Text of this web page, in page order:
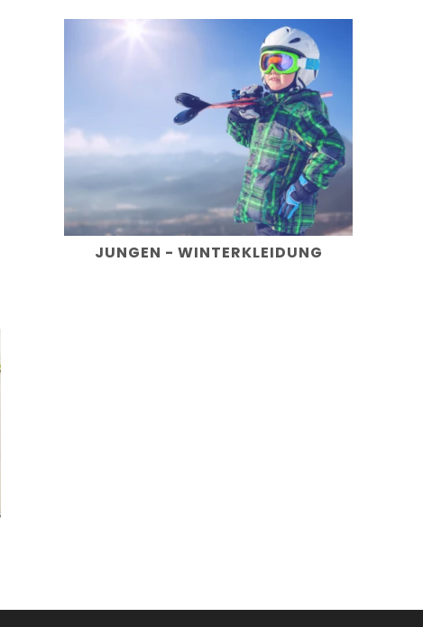
JUNGEN - WINTERKLEIDUNG